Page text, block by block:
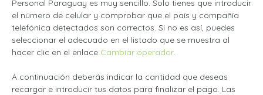
Personal Paraguay es muy sencillo. Solo tienes que introducir
el número de celular y comprobar que el país y compañía
telefónica detectados son correctos. Si no es así, puedes
seleccionar el adecuado en el listado que se muestra al
hacer clic en el enlace Cambiar operador.
A continuación deberás indicar la cantidad que deseas
recargar e introducir tus datos para finalizar el pago. Las